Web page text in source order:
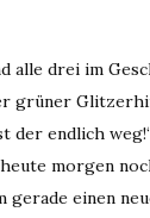
alle drei im
grüner
der endlich
morgen
einen